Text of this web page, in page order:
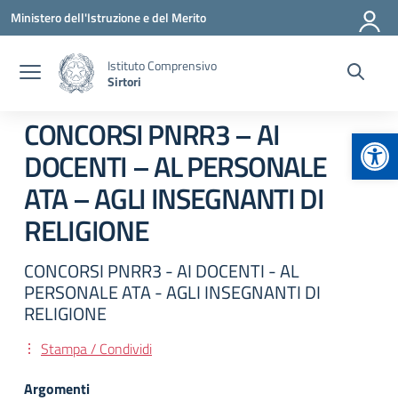
Vai ai contenuti
Vai al menu di navigazione
Vai al footer
Ministero dell'Istruzione e del Merito
Istituto Comprensivo
Sirtori
CONCORSI PNRR3 – AI
DOCENTI – AL PERSONALE
ATA – AGLI INSEGNANTI DI
RELIGIONE
CONCORSI PNRR3 - AI DOCENTI - AL
PERSONALE ATA - AGLI INSEGNANTI DI
RELIGIONE
Stampa / Condividi
Argomenti